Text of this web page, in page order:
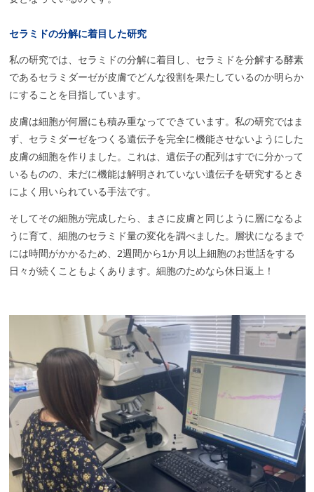
セラミドの分解に着目した研究
私の研究では、セラミドの分解に着目し、セラミドを分解する酵素
であるセラミダーゼが皮膚でどんな役割を果たしているのか明らか
にすることを目指しています。
皮膚は細胞が何層にも積み重なってできています。私の研究ではま
ず、セラミダーゼをつくる遺伝子を完全に機能させないようにした
皮膚の細胞を作りました。これは、遺伝子の配列はすでに分かって
いるものの、未だに機能は解明されていない遺伝子を研究するとき
によく用いられている手法です。
そしてその細胞が完成したら、まさに皮膚と同じように層になるよ
うに育て、細胞のセラミド量の変化を調べました。層状になるまで
には時間がかかるため、2週間から1か月以上細胞のお世話をする
日々が続くこともよくあります。細胞のためなら休日返上！